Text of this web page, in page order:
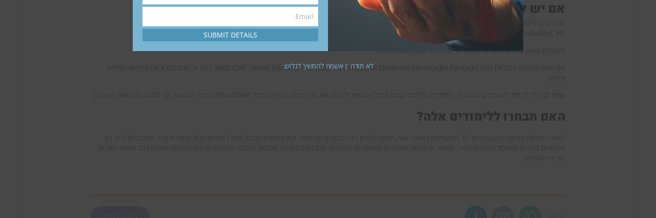
אם יש לכם קורסים בינלאומיים:
יש להגיש ל-PASS את כל הציונים הבינלאומיים של כל קורס וקורס על ידי אחת משתי הדרכים:
Educational Credential Evaluators, Inc. או –World Education Services
ולהעלות עותק של הציונים הבינלאומיים ישירות ליישום ASEA PASS.
אם אתם מגישים ל-PASS דו״ח WES ICAP (World Education Services – International Credential Advantages Package), דו״ח זה יוכל למלא את הדרישה לגיליון
שימו לב: כדי להפוך למועמדים בתוכנית הלימודים, עליכם לעמוד בכול התנאים ולהגיש את כל התיעוד הנדרש, כולל תשלום עמלת עיבוד הבקשה, עד למועד ההרשמה האחרון.
האם תבחרו ללימודים אלה?
לאחר השלמת בדיקת הבקשות של כל המועמדים באותה שנה, יוזמנו לראיון רק הנבחרים מביניהם. קחו בחשבון שבכל שנת לימודים בכול מוסד חינוכי, מתקבלים לרוב רק
מועמדים בודדים למסלול האורתודונטיה. בנוסף, הראיונות האישיים למועמדים הנבחרים מתבצעים במהלך תקופת הקבלה. ההזמנה לראיון נשלחת ישירות לכל מועמד שנבחר
על ידי התוכנית.
Number
Email
Email
SUBMIT DETAILS
לא תודה :) אשמח להמשיך לגלוש.